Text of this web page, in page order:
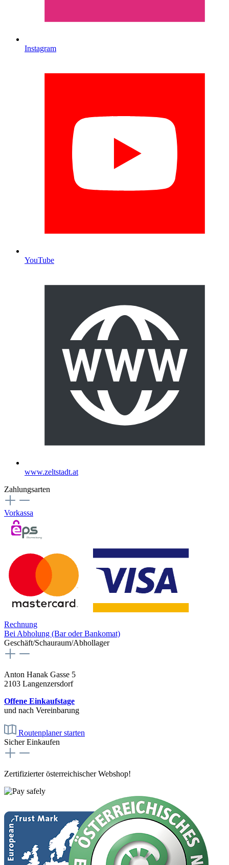
Instagram
YouTube
www.zeltstadt.at
Zahlungsarten
Vorkassa
Rechnung
Bei Abholung (Bar oder Bankomat)
Geschäft/Schauraum/Abhollager
Anton Hanak Gasse 5
2103 Langenzersdorf
Offene Einkaufstage
und nach Vereinbarung
Routenplaner starten
Sicher Einkaufen
Zertifizierter österreichischer Webshop!